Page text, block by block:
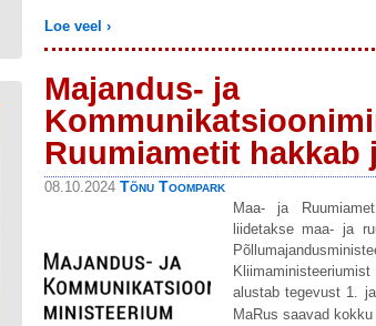
Loe veel ›
Majandus- ja
Ruumiametit hakkab
08.10.2024 Tõnu Toompark
Maa- ja
liidetakse maa- ja
alustab tegevust 1.
MaRus saavad